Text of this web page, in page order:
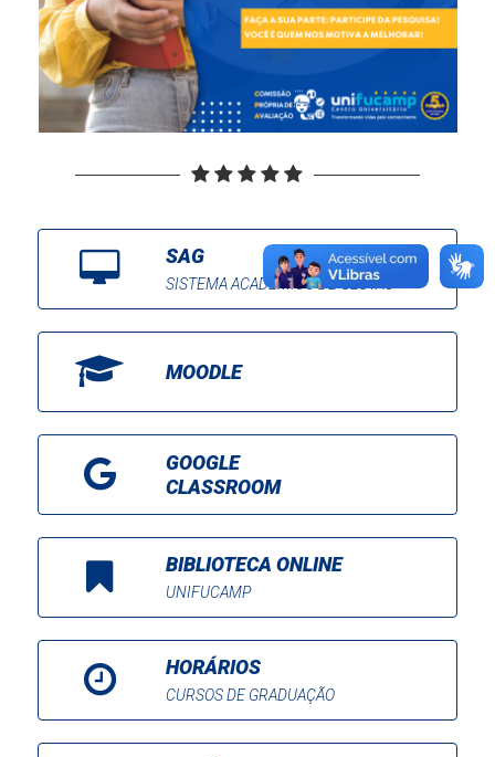
SAG
SISTEMA ACADÊMICO DE GESTÃO
MOODLE
GOOGLE
CLASSROOM
BIBLIOTECA ONLINE
UNIFUCAMP
HORÁRIOS
CURSOS DE GRADUAÇÃO